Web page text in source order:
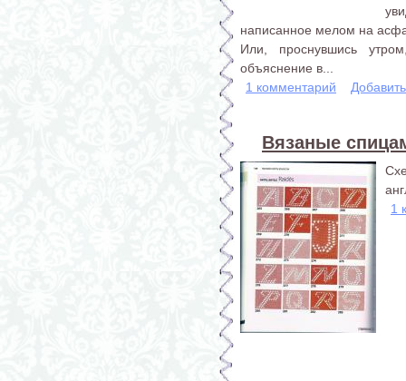
написанное мелом на
Или, проснувшись
объяснение в...
1 комментарий
Вязаные
1